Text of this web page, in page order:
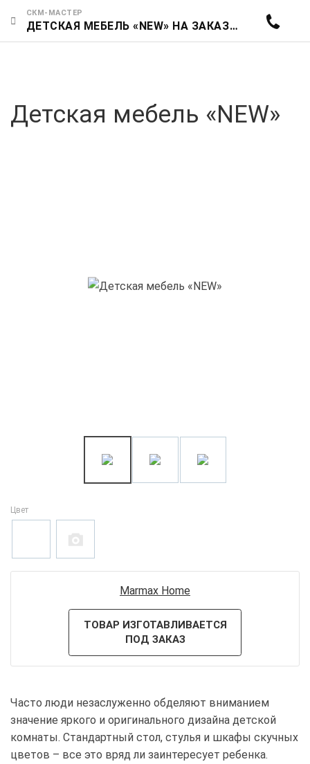
СКМ-МАСТЕР
ДЕТСКАЯ МЕБЕЛЬ «NEW» НА ЗАКАЗ В ЕКАТЕРИНБУРГЕ | СКМ-БАЗАР ГАРАНТИЯ КАЧЕСТВА И ДОСТУПНЫЕ ЦЕНЫ
Детская мебель «NEW»
Цвет
Marmax Home
ТОВАР ИЗГОТАВЛИВАЕТСЯ
ПОД ЗАКАЗ
Часто люди незаслуженно обделяют вниманием
значение яркого и оригинального дизайна детской
комнаты. Стандартный стол, стулья и шкафы скучных
цветов – все это вряд ли заинтересует ребенка.